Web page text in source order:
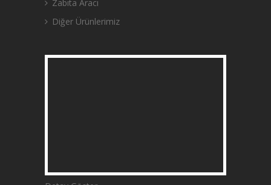
Zabıta Aracı
Diğer Ürünlerimiz